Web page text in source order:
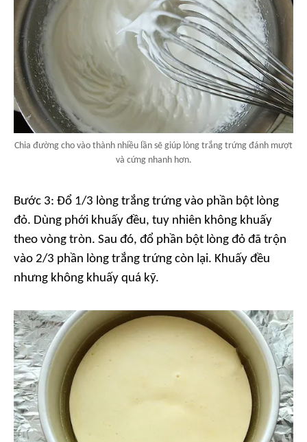
Chia đường cho vào thành nhiều lần sẽ giúp lòng trắng trứng đánh mượt
và cứng nhanh hơn.
Bước 3: Đổ 1/3 lòng trắng trứng vào phần bột lòng
đỏ. Dùng phới khuấy đều, tuy nhiên không khuấy
theo vòng tròn. Sau đó, đổ phần bột lòng đỏ đã trộn
vào 2/3 phần lòng trắng trứng còn lại. Khuấy đều
nhưng không khuấy quá kỹ.